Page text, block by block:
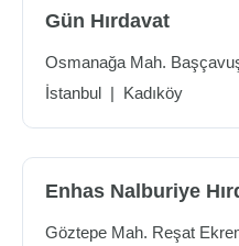
Gün Hırdavat
Osmanağa Mah.
İstanbul | Kadıköy
Enhas Nalburiye
Göztepe Mah. Reşat